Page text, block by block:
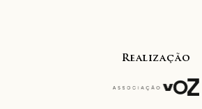
Realização